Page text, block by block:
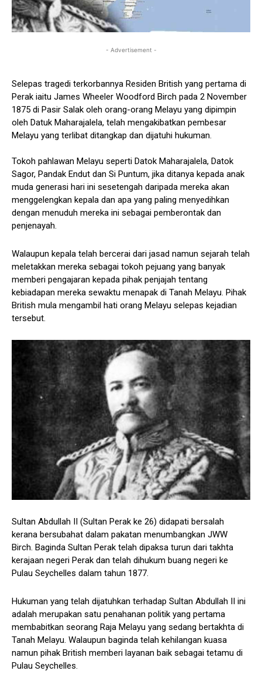
- Advertisement -
Selepas tragedi terkorbannya Residen British yang pertama di
Perak iaitu James Wheeler Woodford Birch pada 2 November
1875 di Pasir Salak oleh orang-orang Melayu yang dipimpin
oleh Datuk Maharajalela, telah mengakibatkan pembesar
Melayu yang terlibat ditangkap dan dijatuhi hukuman.
Tokoh pahlawan Melayu seperti Datok Maharajalela, Datok
Sagor, Pandak Endut dan Si Puntum, jika ditanya kepada anak
muda generasi hari ini sesetengah daripada mereka akan
menggelengkan kepala dan apa yang paling menyedihkan
dengan menuduh mereka ini sebagai pemberontak dan
penjenayah.
Walaupun kepala telah bercerai dari jasad namun sejarah telah
meletakkan mereka sebagai tokoh pejuang yang banyak
memberi pengajaran kepada pihak penjajah tentang
kebiadapan mereka sewaktu menapak di Tanah Melayu. Pihak
British mula mengambil hati orang Melayu selepas kejadian
tersebut.
Sultan Abdullah II (Sultan Perak ke 26) didapati bersalah
kerana bersubahat dalam pakatan menumbangkan JWW
Birch. Baginda Sultan Perak telah dipaksa turun dari takhta
kerajaan negeri Perak dan telah dihukum buang negeri ke
Pulau Seychelles dalam tahun 1877.
Hukuman yang telah dijatuhkan terhadap Sultan Abdullah II ini
adalah merupakan satu penahanan politik yang pertama
membabitkan seorang Raja Melayu yang sedang bertakhta di
Tanah Melayu. Walaupun baginda telah kehilangan kuasa
namun pihak British memberi layanan baik sebagai tetamu di
Pulau Seychelles.